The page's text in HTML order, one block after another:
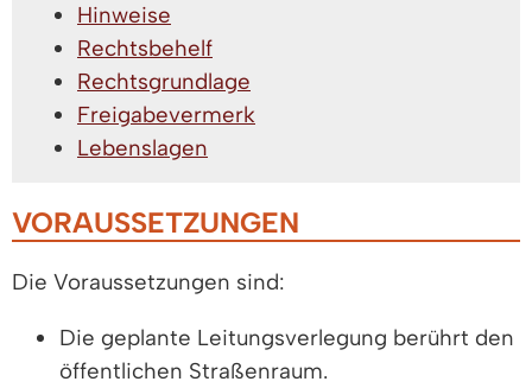
Hinweise
Rechtsbehelf
Rechtsgrundlage
Freigabevermerk
Lebenslagen
VORAUSSETZUNGEN
Die Voraussetzungen sind:
Die geplante Leitungsverlegung berührt den
öffentlichen Straßenraum.